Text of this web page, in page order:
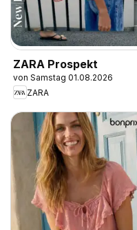
ZARA Prospekt
von Samstag 01.08.2026
ZARA